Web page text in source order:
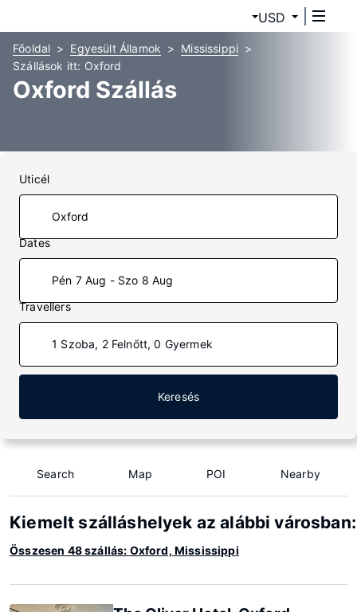
USD
Főoldal Egyesült Államok
Mississippi
Szállások itt: Oxford
Oxford Szállás
Uticél
Dates
Pén 7 Aug - Szo 8 Aug
Travellers
1 Szoba, 2 Felnőtt, 0 Gyermek
Keresés
Search Map POI Nearby
Kiemelt szálláshelyek az alábbi
Összesen 48 szállás: Oxford, Mississippi